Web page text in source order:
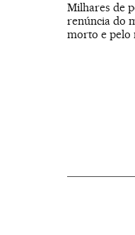
Milhares de
renúncia do
morto e pelo